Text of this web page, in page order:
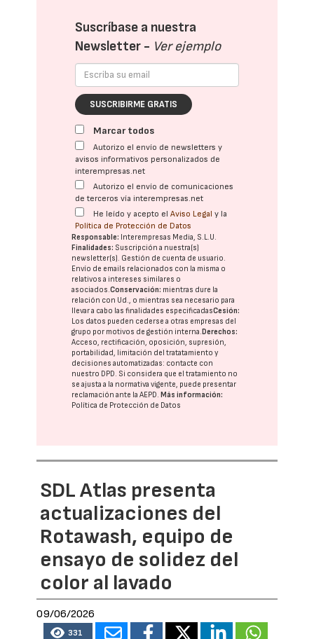
Suscríbase a nuestra
Newsletter - Ver ejemplo
SUSCRIBIRME GRATIS
Marcar todos
Autorizo el envío de newsletters y
avisos informativos personalizados de
interempresas.net
Autorizo el envío de comunicaciones
de terceros vía interempresas.net
He leído y acepto elAviso Legal y la
Política de Protección de Datos
Responsable: Interempresas Media, S.L.U.
Finalidades: Suscripción a nuestra(s)
newsletter(s). Gestión de cuenta de usuario.
Envío de emails relacionados con la misma o
relativos a intereses similares o
asociados.Conservación: mientras dure la
relación con Ud., o mientras sea necesario para
llevar a cabo las finalidades especificadasCesión:
Los datos pueden cederse a otras empresas del
grupo por motivos de gestión interna.Derechos:
Acceso, rectificación, oposición, supresión,
portabilidad, limitación del tratatamiento y
decisiones automatizadas: contacte con
nuestro DPD. Si considera que el tratamiento no
se ajusta a la normativa vigente, puede presentar
reclamación ante laAEPD.Más información:
Política de Protección de Datos
SDL Atlas presenta
actualizaciones del
Rotawash, equipo de
ensayo de solidez del
color al lavado
09/06/2026
331